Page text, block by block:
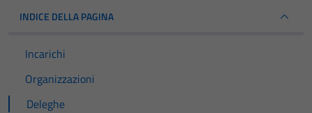
INDICE DELLA PAGINA
Incarichi
Organizzazioni
Deleghe